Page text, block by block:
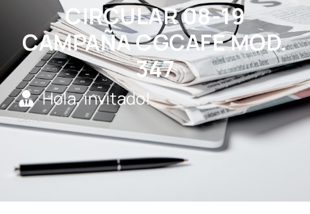
CIRCULAR 08-19
CAMPAÑA CGCAFE MOD.
347
Hola, invitado!
Cerrar sesión